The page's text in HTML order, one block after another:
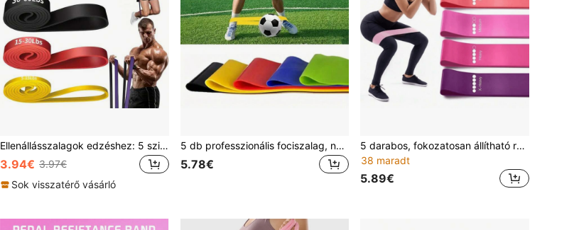
Ellenállásszalagok edzéshez: 5 szintű edzőszalag-készlet húzódzkodáshoz, rugalmas szilikon, fizikoterápia, nyújtás, edzés, otthoni edzőterem nőknek, Menyq
3.94€ 3.97€
Sok visszatérő vásárló
5 db professzionális fociszalag, nagy rugalmasságú professzionális foci edző feszítőszalagok, vastag lábú edzőeszközök feszítőgyűrűkkel, jóga fitnesz feszítőszalagok
5.78€
5 darabos, fokozatosan állítható rózsaszín ellenállási szalagkészlet különböző ellenállási szintekkel, Súlyzós edzőszalagok, Farizomszalagok, Kültéri jóga- és edzőgumi gumiszalagok, Guggoláshoz és lábedzéshez, Pilates otthoni edzőszalagok, Edzőtermi kiegészítők,
38 maradt
5.89€